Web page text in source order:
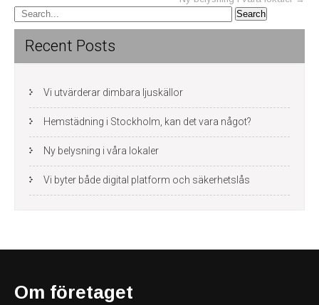
navigation
Recent Posts
Vi utvärderar dimbara ljuskällor
Hemstädning i Stockholm, kan det vara något?
Ny belysning i våra lokaler
Vi byter både digital platform och säkerhetslås
Om företaget